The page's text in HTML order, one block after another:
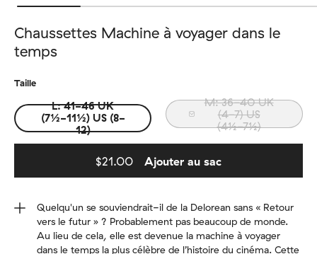
Chaussettes Machine à voyager dans le
temps
Taille
L: 41-46 UK
(7½-11½) US (8-
12)
M: 36-40 UK
(4-7) US
(4½-7½)
$21.00 Ajouter au sac
Quelqu'un se souviendrait-il de la Delorean sans « Retour
vers le futur » ? Probablement pas beaucoup de monde.
Au lieu de cela, elle est devenue la machine à voyager
dans le temps la plus célèbre de l’histoire du cinéma. Cette